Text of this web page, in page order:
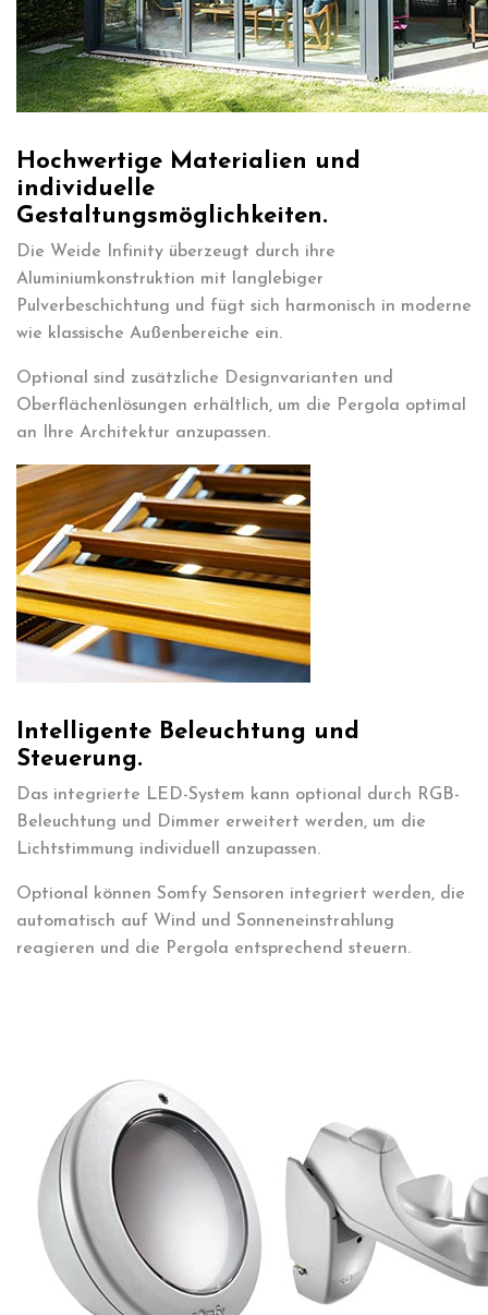
Hochwertige Materialien und
individuelle
Gestaltungsmöglichkeiten.
Die Weide Infinity überzeugt durch ihre
Aluminiumkonstruktion mit langlebiger
Pulverbeschichtung und fügt sich harmonisch in moderne
wie klassische Außenbereiche ein.
Optional sind zusätzliche Designvarianten und
Oberflächenlösungen erhältlich, um die Pergola optimal
an Ihre Architektur anzupassen.
Intelligente Beleuchtung und
Steuerung.
Das integrierte LED-System kann optional durch RGB-
Beleuchtung und Dimmer erweitert werden, um die
Lichtstimmung individuell anzupassen.
Optional können Somfy Sensoren integriert werden, die
automatisch auf Wind und Sonneneinstrahlung
reagieren und die Pergola entsprechend steuern.